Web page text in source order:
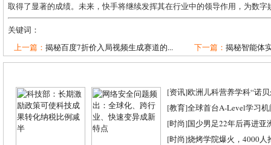
取得了显著的成绩。未来，快手将继续发挥其在行业中的领导作用，为数
关键词：
上一篇： 揭秘百度7折价入局视频生成赛道的... 下一篇： 揭秘智能体
[资讯]欧洲儿科营养学科“诺
[教育]全球首台A-Level学习
[时尚]国少男足22年后再进亚
[时尚]烧烤学院爆火，4000人